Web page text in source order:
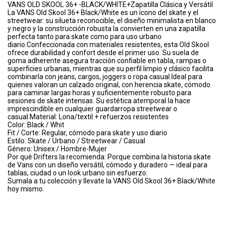
VANS OLD SKOOL 36+ -BLACK/WHITE+Zapatilla Clásica y Versátil
La VANS Old Skool 36+ Black/White es un ícono del skate y el
streetwear: su silueta reconocible, el diseño minimalista en blanco
y negro y la construcción robusta la convierten en una zapatilla
perfecta tanto para skate como para uso urbano
diario.Confeccionada con materiales resistentes, esta Old Skool
ofrece durabilidad y confort desde el primer uso. Su suela de
goma adherente asegura tracción confiable en tabla, rampas o
superficies urbanas, mientras que su perfil limpio y clásico facilita
combinarla con jeans, cargos, joggers o ropa casual.Ideal para
quienes valoran un calzado original, con herencia skate, cómodo
para caminar largas horas y suficientemente robusto para
sesiones de skate intensas. Su estética atemporal la hace
imprescindible en cualquier guardarropa streetwear o
casual.Material: Lona/textil + refuerzos resistentes
Color: Black / Whit
Fit / Corte: Regular, cómodo para skate y uso diario
Estilo: Skate / Urbano / Streetwear / Casual
Género: Unisex / Hombre-Mujer
Por qué Drifters la recomienda: Porque combina la historia skate
de Vans con un diseño versátil, cómodo y duradero — ideal para
tablas, ciudad o un look urbano sin esfuerzo.
Sumala a tu colección y llevate la VANS Old Skool 36+ Black/White
hoy mismo.